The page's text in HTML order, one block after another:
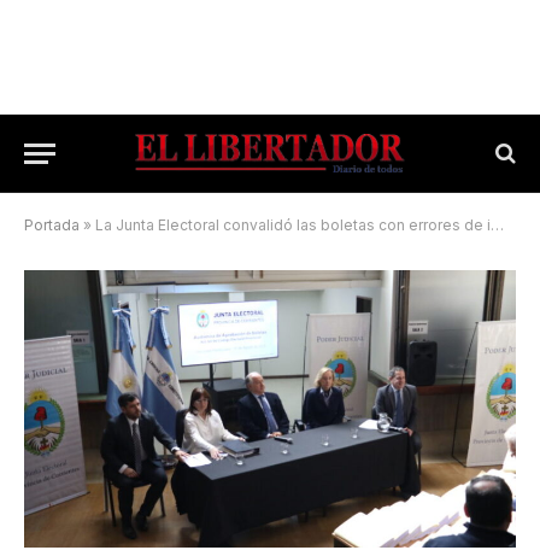
Portada » La Junta Electoral convalidó las boletas con errores de impresión